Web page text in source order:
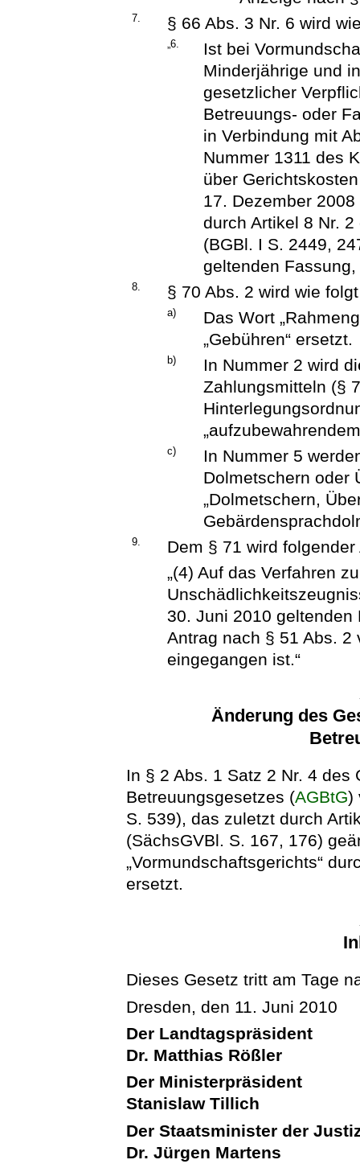
7. § 66 Abs. 3 Nr. 6 wird
„6.
Ist bei
Minderjährige und
gesetzlicher
Betreuungs- oder
in Verbindung mit
Nummer 1311 des
über
17. Dezember
durch Artikel 8 Nr.
(BGBl. I S. 2449,
geltenden Fassung,
8. § 70 Abs. 2 wird wie
a)
Das Wort
„Gebühren“ ersetzt.
b)
In Nummer 2 wird
Zahlungsmitteln (§
c)
In Nummer 5
Dolmetschern oder
„Dolmetschern,
9.
Dem § 71 wird
„(4) Auf das Verfahren
30. Juni 2010 geltenden
Antrag nach § 51 Abs.
eingegangen ist.“
Änderung des
In § 2 Abs. 1 Satz 2 Nr. 4
Betreuungsgesetzes (AGBtG)
S. 539), das zuletzt durch
(SächsGVBl. S. 167, 176)
„Vormundschaftsgerichts“
ersetzt.
Dieses Gesetz tritt am Tage
Dresden, den 11. Juni 2010
Der Landtagspräsident
Dr. Matthias Rößler
Der Ministerpräsident
Stanislaw Tillich
Der Staatsminister der
Dr. Jürgen Martens